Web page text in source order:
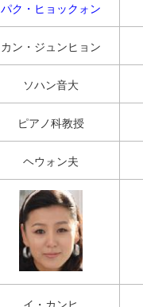
パク・ヒョックォン
カン・ジュンヒョン
ソハン音大
ピアノ科教授
ヘウォン夫